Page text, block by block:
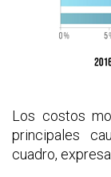
Los costos
principales
cuadro,